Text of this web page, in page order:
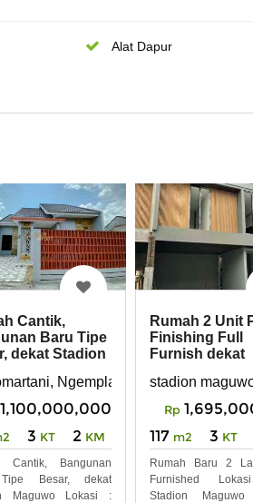
Alat Dapur
Cantik,
Baru Tipe
dekat Stadion
Ngemplak, Sleman,
1,100,000,000
3 KT 2 KM
Cantik, Bangunan
Besar, dekat
Maguwo Lokasi :
Rumah 2 Unit
Finishing Full
Furnish dekat
Maguwoharjo
stadion
Rp
117 m2 3 KT
Rumah Baru 2
Furnished
Stadion Maguwo